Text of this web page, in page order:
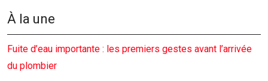
À la une
Fuite d’eau importante : les premiers gestes avant l’arrivée
du plombier